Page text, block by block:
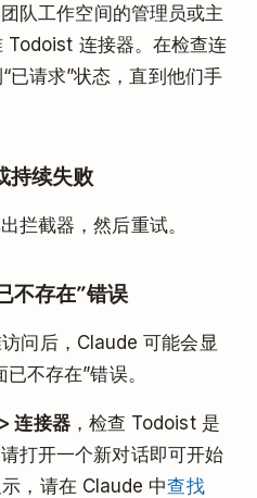
队工作空间的管理员或主
Todoist 连接器。在检查连
已请求”状态，直到他们手
持续失败
拦截器，然后重试。
不存在”错误
问后，Claude 可能会显
不存在”错误。
连接器，检查 Todoist 是
打开一个新对话即可开始
，请在 Claude 中查找